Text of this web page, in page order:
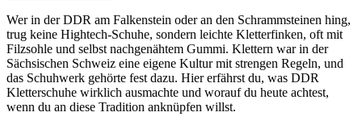
Wer in der DDR am Falkenstein oder an den Schrammsteinen hing,
trug keine Hightech-Schuhe, sondern leichte Kletterfinken, oft mit
Filzsohle und selbst nachgenähtem Gummi. Klettern war in der
Sächsischen Schweiz eine eigene Kultur mit strengen Regeln, und
das Schuhwerk gehörte fest dazu. Hier erfährst du, was DDR
Kletterschuhe wirklich ausmachte und worauf du heute achtest,
wenn du an diese Tradition anknüpfen willst.